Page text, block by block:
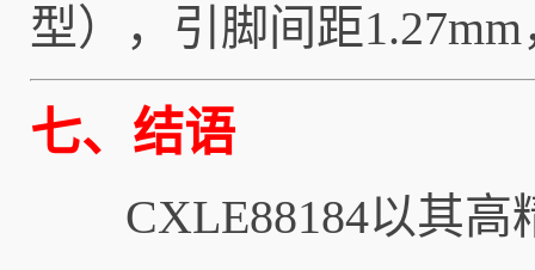
型），引脚间距
七、结语
CXLE88184以其高